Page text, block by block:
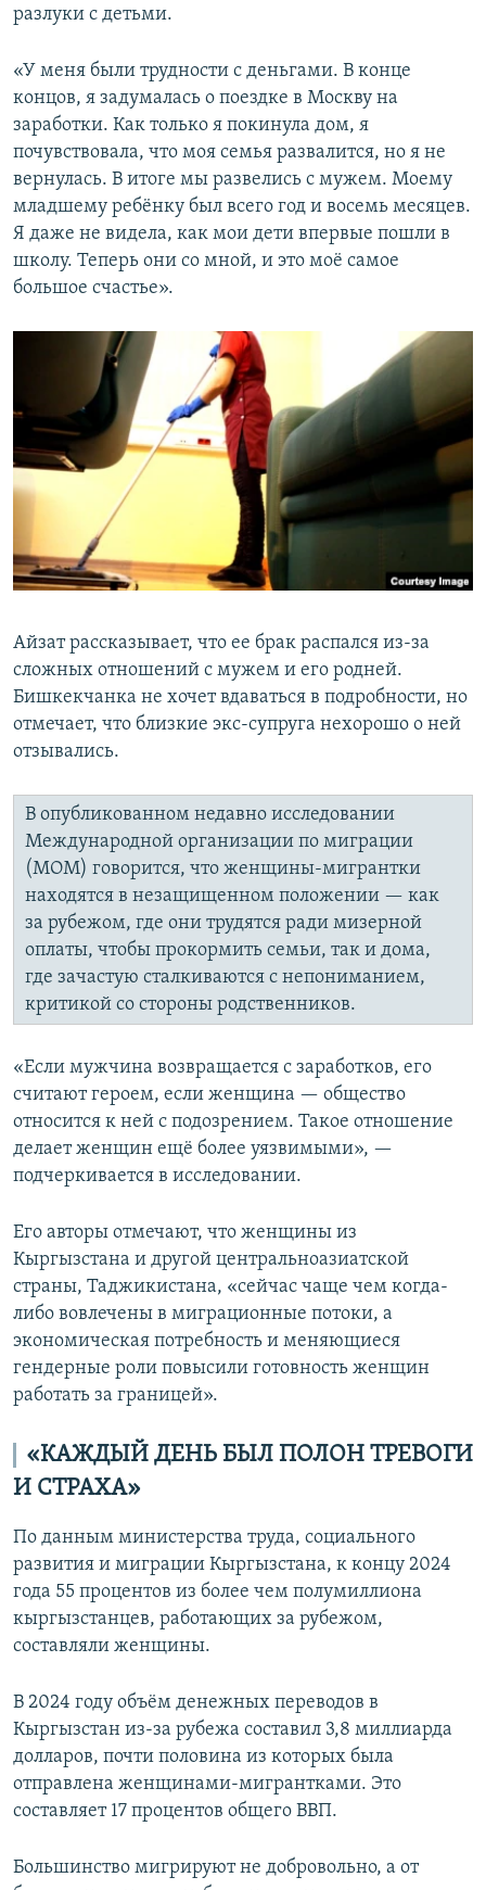
разлуки с детьми.
«У меня были трудности с деньгами. В конце
концов, я задумалась о поездке в Москву на
заработки. Как только я покинула дом, я
почувствовала, что моя семья развалится, но я не
вернулась. В итоге мы развелись с мужем. Моему
младшему ребёнку был всего год и восемь месяцев.
Я даже не видела, как мои дети впервые пошли в
школу. Теперь они со мной, и это моё самое
большое счастье».
Айзат рассказывает, что ее брак распался из-за
сложных отношений с мужем и его родней.
Бишкекчанка не хочет вдаваться в подробности, но
отмечает, что близкие экс-супруга нехорошо о ней
отзывались.
В опубликованном недавно исследовании
Международной организации по миграции
(МОМ) говорится, что женщины-мигрантки
находятся в незащищенном положении — как
за рубежом, где они трудятся ради мизерной
оплаты, чтобы прокормить семьи, так и дома,
где зачастую сталкиваются с непониманием,
критикой со стороны родственников.
«Если мужчина возвращается с заработков, его
считают героем, если женщина — общество
относится к ней с подозрением. Такое отношение
делает женщин ещё более уязвимыми», —
подчеркивается в исследовании.
Его авторы отмечают, что женщины из
Кыргызстана и другой центральноазиатской
страны, Таджикистана, «сейчас чаще чем когда-
либо вовлечены в миграционные потоки, а
экономическая потребность и меняющиеся
гендерные роли повысили готовность женщин
работать за границей».
«КАЖДЫЙ ДЕНЬ БЫЛ ПОЛОН ТРЕВОГИ
И СТРАХА»
По данным министерства труда, социального
развития и миграции Кыргызстана, к концу 2024
года 55 процентов из более чем полумиллиона
кыргызстанцев, работающих за рубежом,
составляли женщины.
В 2024 году объём денежных переводов в
Кыргызстан из-за рубежа составил 3,8 миллиарда
долларов, почти половина из которых была
отправлена женщинами-мигрантками. Это
составляет 17 процентов общего ВВП.
Большинство мигрируют не добровольно, а от